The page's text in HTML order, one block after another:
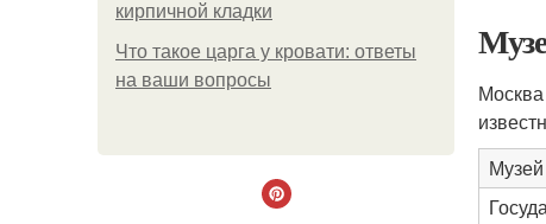
кирпичной кладки
Что такое царга у кровати: ответы
на ваши вопросы
Музей